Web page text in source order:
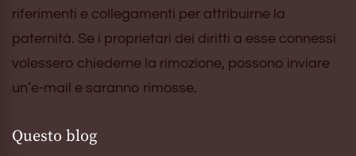
riferimenti e collegamenti per attribuirne la
paternità. Se i proprietari dei diritti a esse connessi
volessero chiederne la rimozione, possono inviare
un’e-mail e saranno rimosse.
Questo blog